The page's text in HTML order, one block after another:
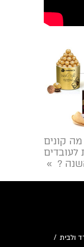
מה קונים
לעובדים
?
»
ולבית /